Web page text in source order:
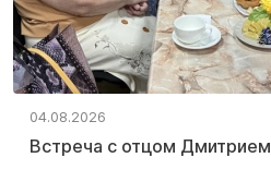
04.08.2026
Встреча с отцом Дмитрием